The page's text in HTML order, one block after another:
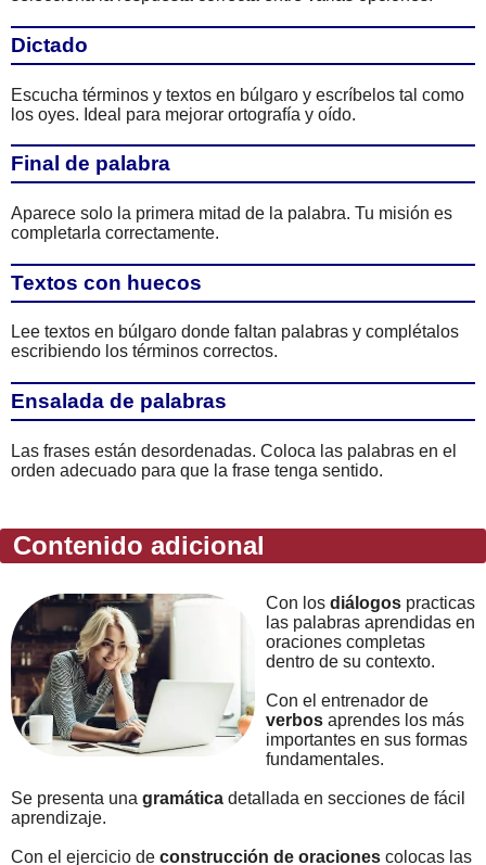
Dictado
Escucha términos y textos en búlgaro y escríbelos tal como
los oyes. Ideal para mejorar ortografía y oído.
Final de palabra
Aparece solo la primera mitad de la palabra. Tu misión es
completarla correctamente.
Textos con huecos
Lee textos en búlgaro donde faltan palabras y complétalos
escribiendo los términos correctos.
Ensalada de palabras
Las frases están desordenadas. Coloca las palabras en el
orden adecuado para que la frase tenga sentido.
Contenido adicional
Con los diálogos practicas
las palabras aprendidas en
oraciones completas
dentro de su contexto.
Con el entrenador de
verbos aprendes los más
importantes en sus formas
fundamentales.
Se presenta una gramática detallada en secciones de fácil
aprendizaje.
Con el ejercicio de construcción de oraciones colocas las